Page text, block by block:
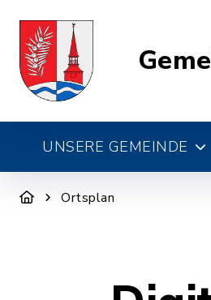
UNSERE GEMEINDE
Ortsplan